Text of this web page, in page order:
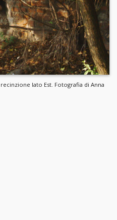
lato Est. Fotografia di Anna